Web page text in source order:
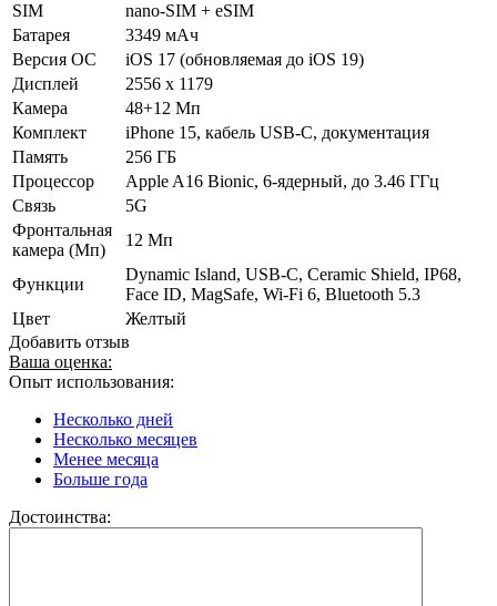
SIM
nano-SIM + eSIM
Батарея
3349 мАч
Версия ОС
iOS 17 (обновляемая до iOS 19)
Дисплей
2556 x 1179
Камера
48+12 Мп
Комплект
iPhone 15, кабель USB-C, документация
Память
256 ГБ
Процессор
Apple A16 Bionic, 6-ядерный, до 3.46 ГГц
Связь
5G
Фронтальная
камера (Мп)
12 Мп
Функции
Dynamic Island, USB-C, Ceramic Shield, IP68,
Face ID, MagSafe, Wi-Fi 6, Bluetooth 5.3
Цвет
Желтый
Добавить отзыв
Ваша оценка:
Опыт использования:
Несколько дней
Несколько месяцев
Менее месяца
Больше года
Достоинства: